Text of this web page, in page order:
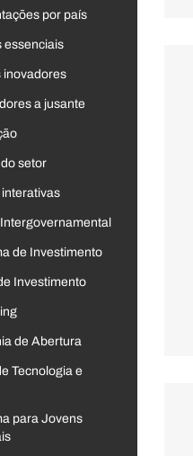
por país
essenciais
inovadores
a jusante
setor
de Investimento
Investimento
de Abertura
Tecnologia e
para Jovens